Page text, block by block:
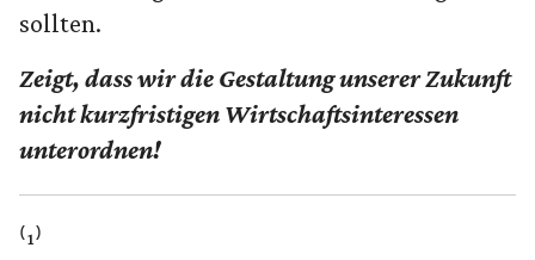
sollten.
Zeigt, dass wir die Gestaltung unserer Zukunft
nicht kurzfristigen Wirtschaftsinteressen
unterordnen!
⁽¹⁾